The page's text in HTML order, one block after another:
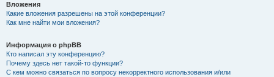
Вложения
Какие вложения разрешены на этой конференции?
Как мне найти мои вложения?
Информация о phpBB
Кто написал эту конференцию?
Почему здесь нет такой-то функции?
С кем можно связаться по вопросу некорректного использования и/или